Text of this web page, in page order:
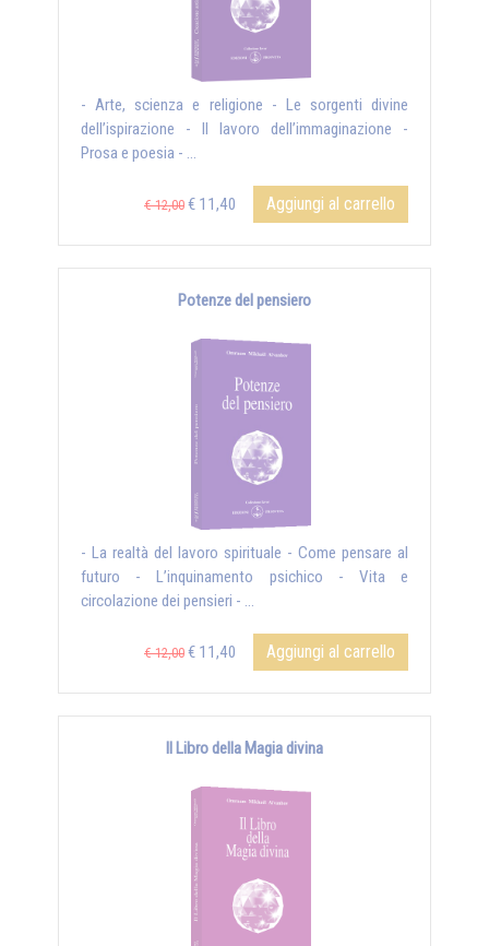
- Arte, scienza e religione - Le sorgenti divine
dell’ispirazione - Il lavoro dell’immaginazione -
Prosa e poesia - ...
€ 12,00 € 11,40 Aggiungi al carrello
Potenze del pensiero
- La realtà del lavoro spirituale - Come pensare al
futuro - L’inquinamento psichico - Vita e
circolazione dei pensieri - ...
€ 12,00 € 11,40 Aggiungi al carrello
Il Libro della Magia divina